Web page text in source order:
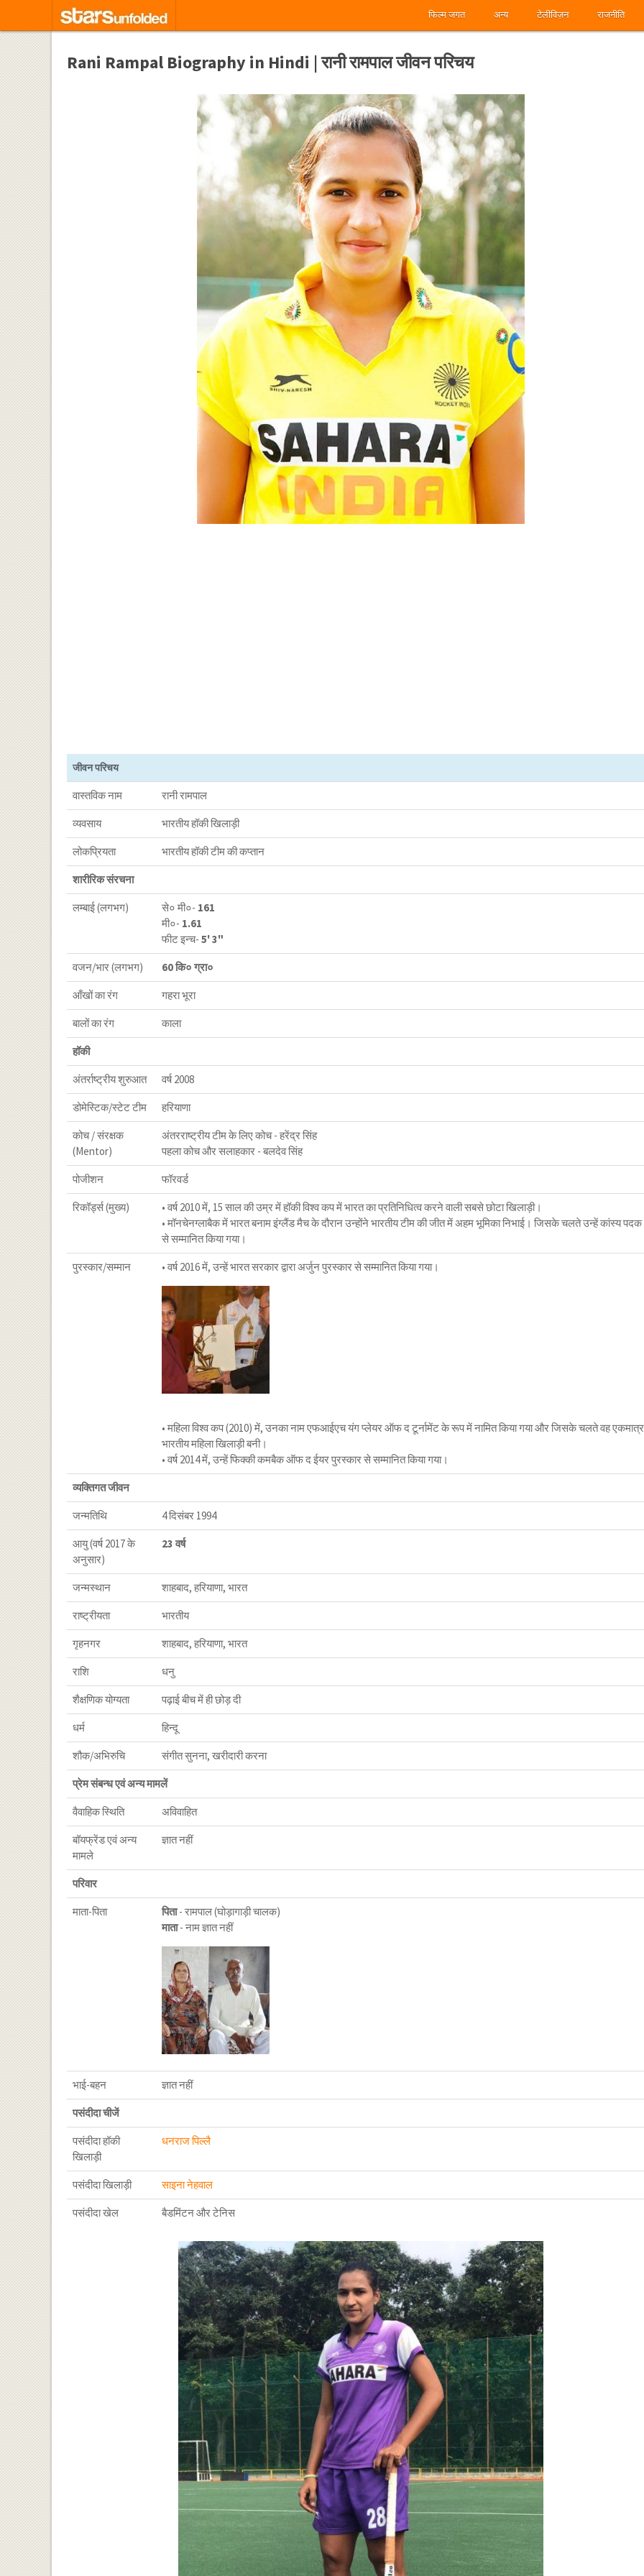
फिल्म जगत अन्य टेलीविज़न राजनीति
Rani Rampal Biography in Hindi | रानी रामपाल जीवन परिचय
जीवन परिचय
वास्तविक नाम रानी रामपाल
व्यवसाय भारतीय हॉकी खिलाड़ी
लोकप्रियता भारतीय हॉकी टीम की कप्तान
शारीरिक संरचना
लम्बाई (लगभग) से० मी०- 161
मी०- 1.61
फीट इन्च-5' 3"
वजन/भार (लगभग) 60 कि० ग्रा०
आँखों का रंग गहरा भूरा
बालों का रंग काला
हॉकी
अंतर्राष्ट्रीय शुरुआत वर्ष 2008
डोमेस्टिक/स्टेट टीम हरियाणा
कोच / संरक्षक
(Mentor)
अंतरराष्ट्रीय टीम के लिए कोच - हरेंद्र सिंह
पहला कोच और सलाहकार - बलदेव सिंह
पोजीशन फॉरवर्ड
रिकॉर्ड्स (मुख्य)
• वर्ष 2010 में, 15 साल की उम्र में हॉकी विश्व कप में भारत का प्रतिनिधित्व करने वाली सबसे छोटा खिलाड़ी।
• मॉनचेनग्लाबैक में भारत बनाम इंग्लैंड मैच के दौरान उन्होंने भारतीय टीम की जीत में अहम भूमिका निभाई। जिसके चलते उन्हें कांस्य पदक
से सम्मानित किया गया।
पुरस्कार/सम्मान • वर्ष 2016 में, उन्हें भारत सरकार द्वारा अर्जुन पुरस्कार से सम्मानित किया गया।
• महिला विश्व कप (2010) में, उनका नाम एफआईएच यंग प्लेयर ऑफ द टूर्नामेंट के रूप में नामित किया गया और जिसके चलते वह एकमात्र
भारतीय महिला खिलाड़ी बनी।
• वर्ष 2014 में, उन्हें फिक्की कमबैक ऑफ द ईयर पुरस्कार से सम्मानित किया गया।
व्यक्तिगत जीवन
जन्मतिथि 4 दिसंबर 1994
आयु (वर्ष 2017 के
अनुसार)
23 वर्ष
जन्मस्थान शाहबाद, हरियाणा, भारत
राष्ट्रीयता भारतीय
गृहनगर शाहबाद, हरियाणा, भारत
राशि धनु
शैक्षणिक योग्यता पढ़ाई बीच में ही छोड़ दी
धर्म हिन्दू
शौक/अभिरुचि संगीत सुनना, खरीदारी करना
प्रेम संबन्ध एवं अन्य मामलें
वैवाहिक स्थिति अविवाहित
बॉयफ्रेंड एवं अन्य
मामले
ज्ञात नहीं
परिवार
माता-पिता पिता- रामपाल (घोड़ागाड़ी चालक)
माता- नाम ज्ञात नहीं
भाई-बहन ज्ञात नहीं
पसंदीदा चीजें
पसंदीदा हॉकी
खिलाड़ी
धनराज पिल्लै
पसंदीदा खिलाड़ी साइना नेहवाल
पसंदीदा खेल बैडमिंटन और टेनिस